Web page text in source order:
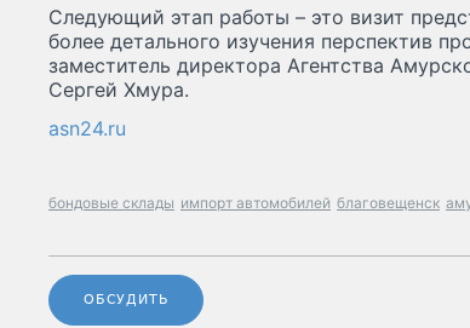
Следующий этап работы – это визит
более детального изучения перспектив
заместитель директора Агентства
Сергей Хмура.
asn24.ru
бондовые склады импорт автомобилей благовещенск
ОБСУДИТЬ